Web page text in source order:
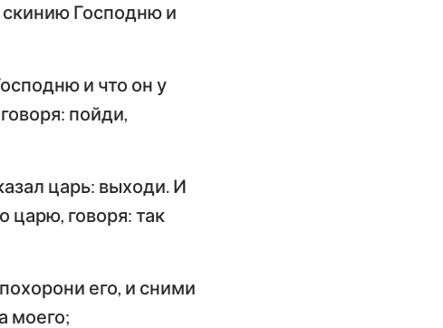
скинию Господню и
и что он у
пойди,
царь: выходи. И
царю, говоря: так
его, и сними
моего;